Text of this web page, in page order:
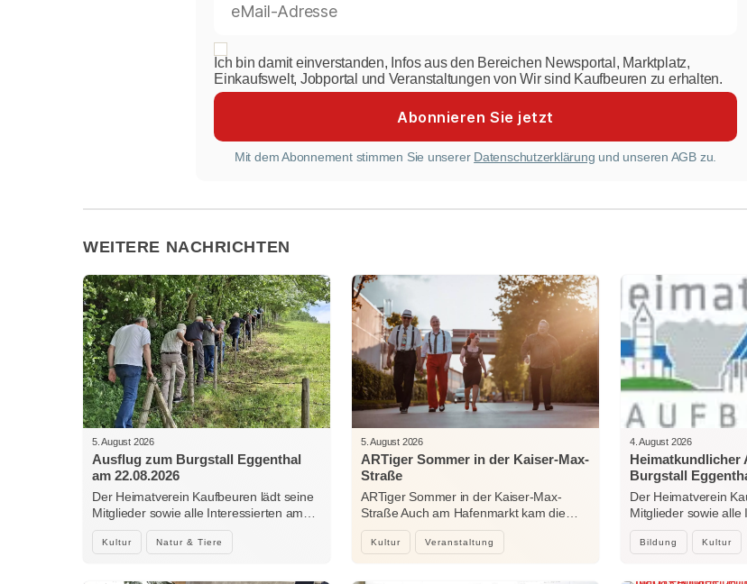
Ich bin damit einverstanden, Infos aus den Bereichen Newsportal, Marktplatz,
Einkaufswelt, Jobportal und Veranstaltungen von Wir sind Kaufbeuren zu erhalten.
Mit dem Abonnement stimmen Sie unserer Datenschutzerklärung und unseren AGB zu.
WEITERE NACHRICHTEN
Kultur Natur & Tiere
5. August 2026
Ausflug zum Burgstall Eggenthal
am 22.08.2026
Der Heimatverein Kaufbeuren lädt seine
Mitglieder sowie alle Interessierten am…
Kultur Veranstaltung
5. August 2026
ARTiger Sommer in der Kaiser-Max-
Straße
ARTiger Sommer in der Kaiser-Max-
Straße Auch am Hafenmarkt kam die…
Bildung Kultur
4. August 2026
Heimatkundlicher
Burgstall
Der Heimatverein
Mitglieder sowie